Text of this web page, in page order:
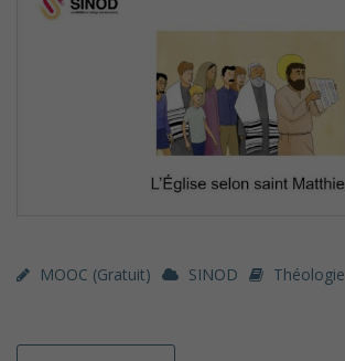
MOOC (gratuit) SINOD Théologie